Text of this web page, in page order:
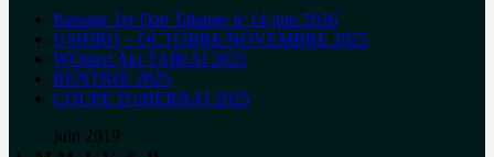
Passage 1er Dan Talange le 14 juin 2026
USHIRO – OCTOBRE/NOVEMBRE 2025
WOmen Aki TAIKAI 2025
RENTRéE 2025
COUPE D'oBERNAI 2025
juin 2019